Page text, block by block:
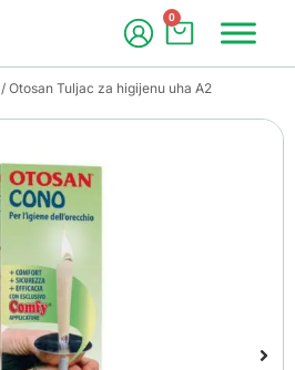
0
/ Otosan Tuljac za higijenu uha A2